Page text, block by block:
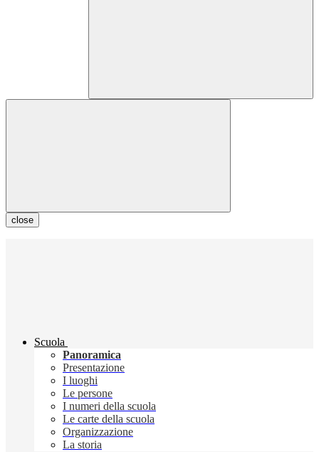
close
Scuola
Panoramica
Presentazione
I luoghi
Le persone
I numeri della scuola
Le carte della scuola
Organizzazione
La storia